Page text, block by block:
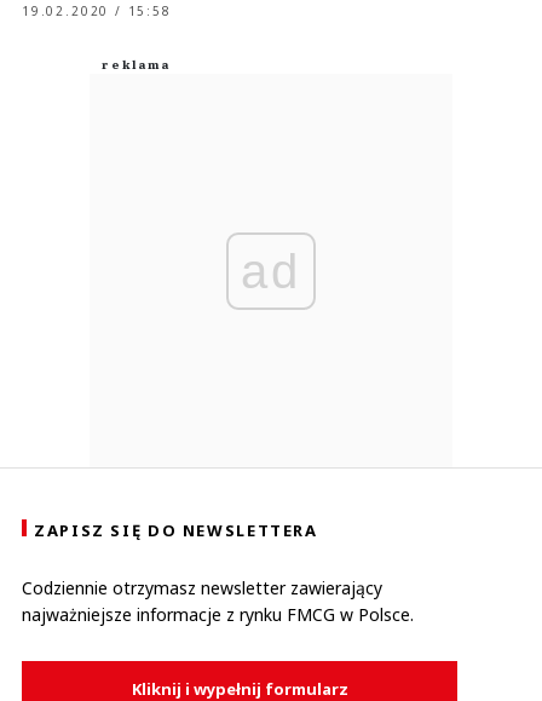
19.02.2020 / 15:58
ad
ZAPISZ SIĘ DO NEWSLETTERA
Codziennie otrzymasz newsletter zawierający
najważniejsze informacje z rynku FMCG w Polsce.
Kliknij i wypełnij formularz